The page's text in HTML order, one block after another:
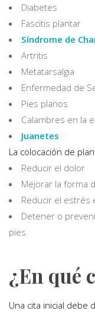
Diabetes
Fascitis plantar
Síndrome de
Artritis
Metatarsalgia
Enfermedad de
Pies planos
Calambres en la
Juanetes
La colocación de
Reducir el dolor
Mejorar la forma
Reducir el estrés
Detener o
pies
¿En qué
Una cita inicial debe